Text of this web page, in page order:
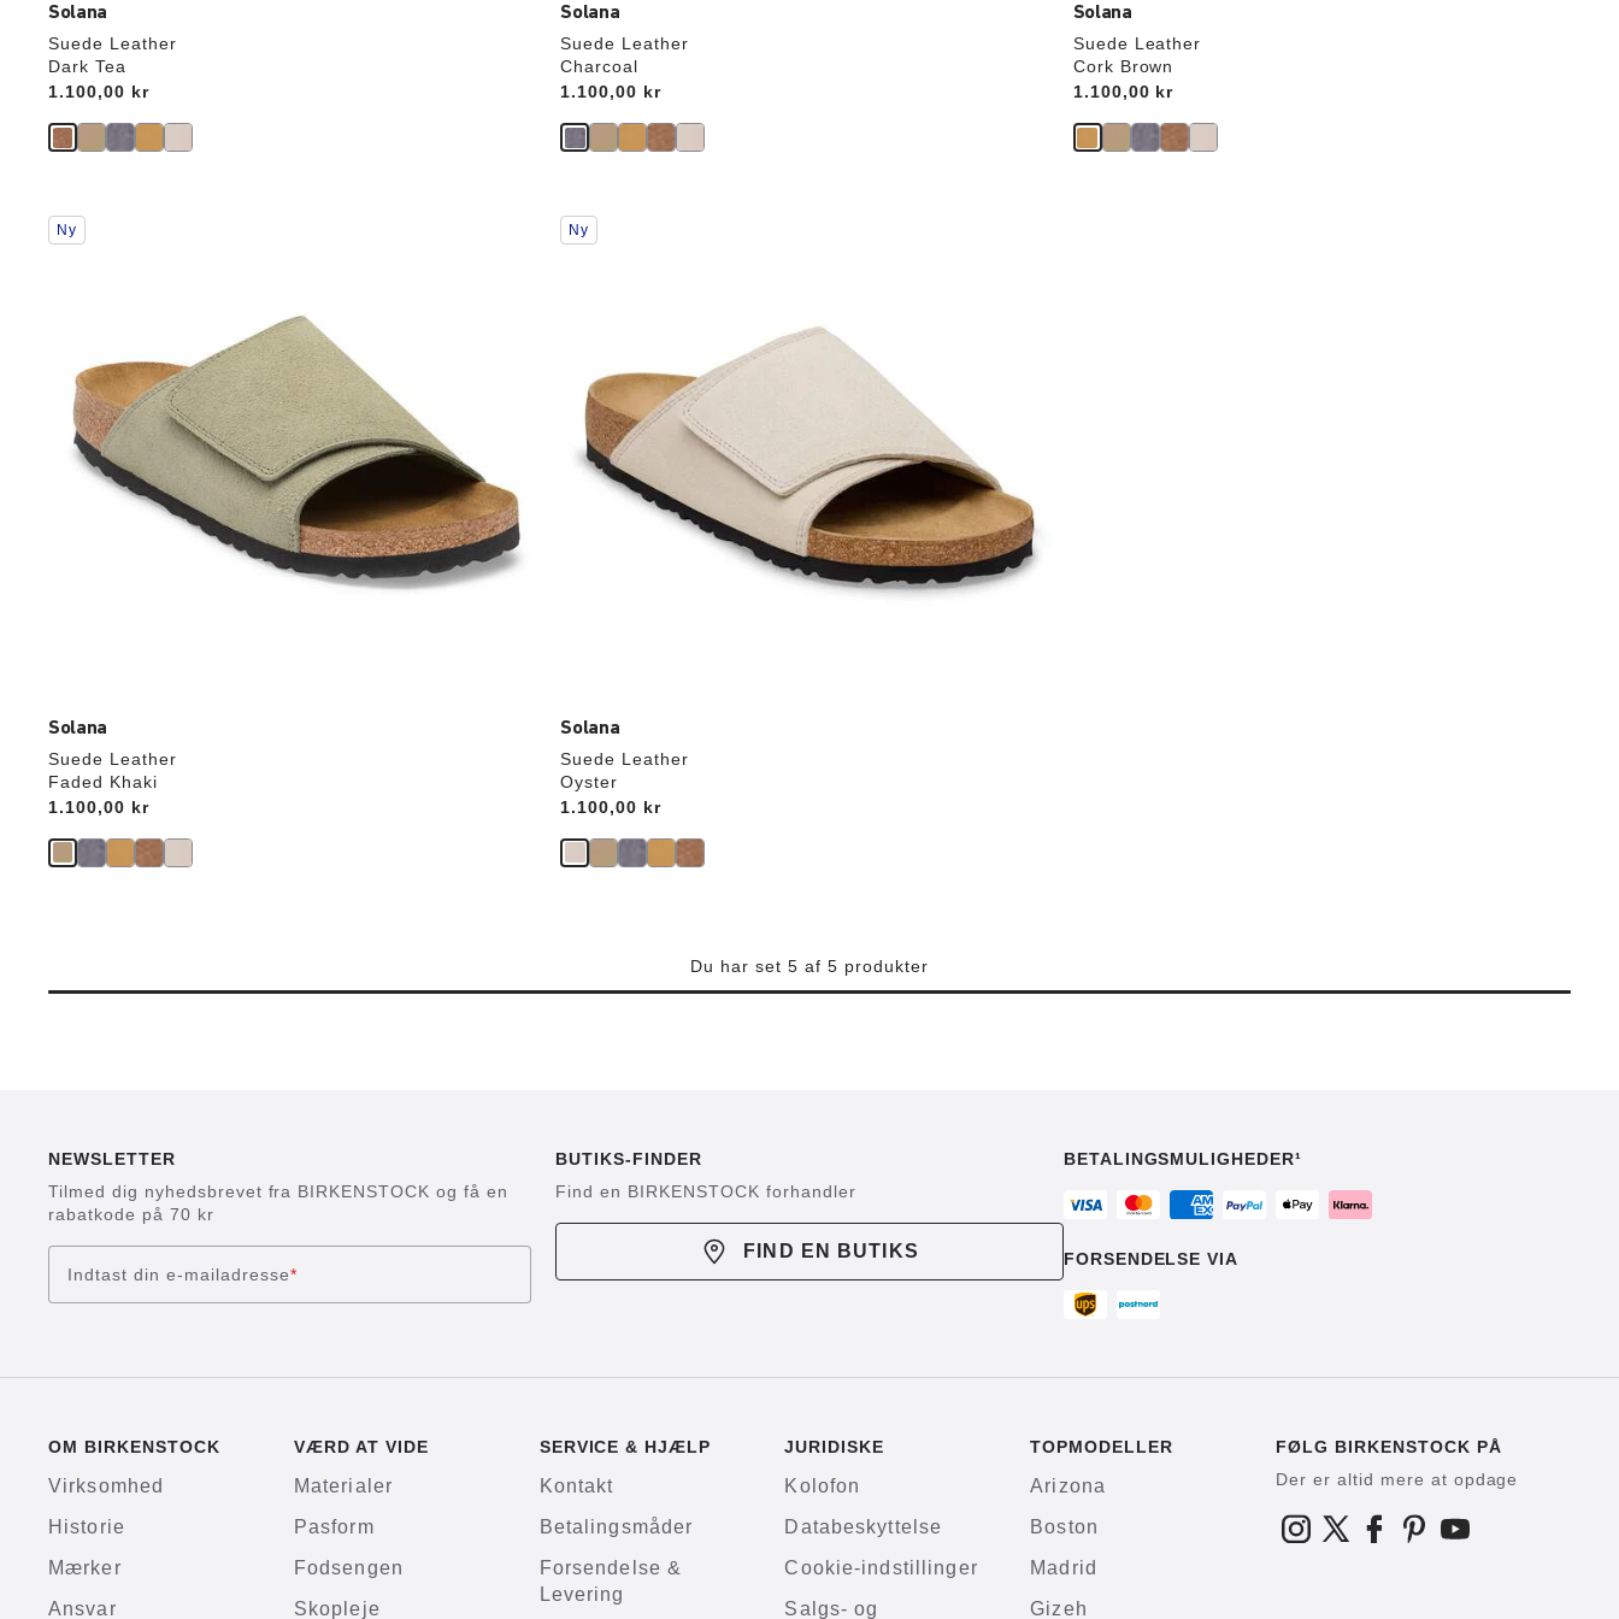
Solana
Suede Leather
Dark Tea
Price:
1.100,00 kr
Solana
Suede Leather
Charcoal
Price:
1.100,00 kr
Solana
Suede Leather
Cork Brown
Price:
1.100,00 kr
Solana
Suede Leather
Faded Khaki
Price:
1.100,00 kr
Interaktion
med
Ny
Solana
Suede Leather
Oyster
Price:
1.100,00 kr
Interaktion
med
Ny
Du har set 5 af 5 produkter
NEWSLETTER
Tilmed dig nyhedsbrevet fra BIRKENSTOCK og få en
rabatkode på 70 kr
Indtast din e-mailadresse*
BUTIKS-FINDER
Find en BIRKENSTOCK forhandler
FIND EN BUTIKS
BETALINGSMULIGHEDER¹
FORSENDELSE VIA
OM BIRKENSTOCK
Virksomhed
Historie
Mærker
Ansvar
VÆRD AT VIDE
Materialer
Pasform
Fodsengen
Skopleje
SERVICE & HJÆLP
Kontakt
Betalingsmåder
Forsendelse &
Levering
JURIDISKE
Kolofon
Databeskyttelse
Cookie-indstillinger
Salgs- og
TOPMODELLER
Arizona
Boston
Madrid
Gizeh
FØLG BIRKENSTOCK PÅ
Der er altid mere at opdage